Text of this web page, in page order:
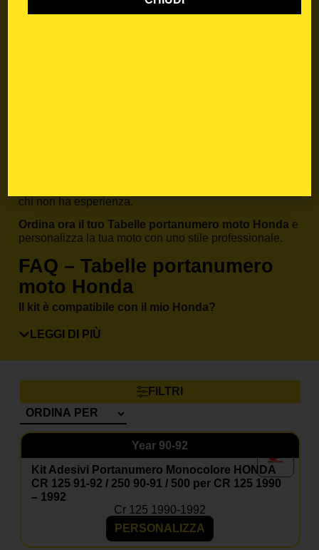
chi non ha esperienza.
Ordina ora il tuo Tabelle portanumero moto Honda e
personalizza la tua moto con uno stile professionale.
FAQ – Tabelle portanumero
moto Honda
Il kit è compatibile con il mio Honda?
prodotto.
Posso inserire il mio numero e nome?
Il materiale è resistente a fango e graffi?
Sì, i nostri adesivi sono progettati per resistere a usura,
agenti atmosferici e competizioni.
Posso aggiungere il coprisella?
Sì, nella maggior parte dei kit è disponibile come
optional coordinato.
LEGGI DI PIÙ
FILTRI
Year 90-92
Kit Adesivi Portanumero Monocolore HONDA
CR 125 91-92 / 250 90-91 / 500 per CR 125 1990
– 1992
Cr 125 1990-1992
PERSONALIZZA